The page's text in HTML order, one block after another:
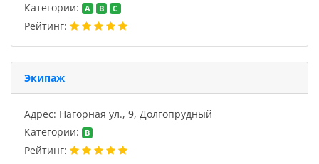
Категории:
A B C
Рейтинг:
Экипаж
Адрес: Нагорная ул., 9, Долгопрудный
Категории:
B
Рейтинг: